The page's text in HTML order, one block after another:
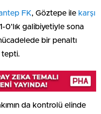
FK, Göztepe ile karşı
0’lık galibiyetiyle sona
bir penaltı
tepti.
da kontrolü elinde